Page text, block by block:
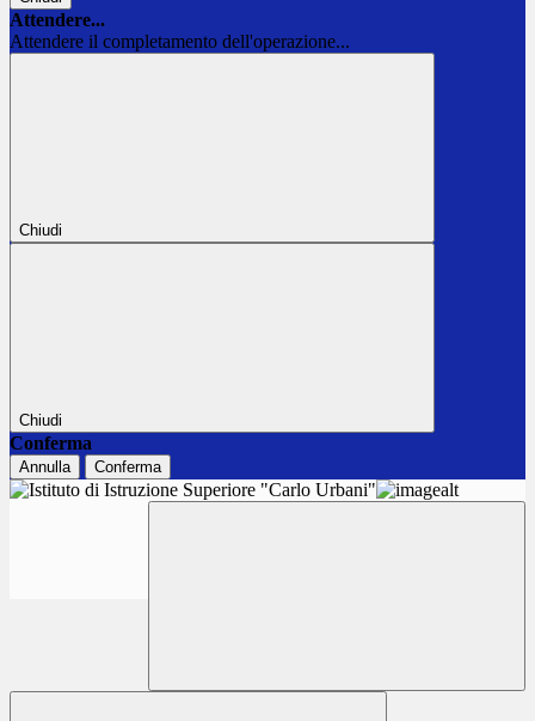
Attendere...
Attendere il completamento dell'operazione...
Chiudi
Chiudi
Conferma
Annulla Conferma